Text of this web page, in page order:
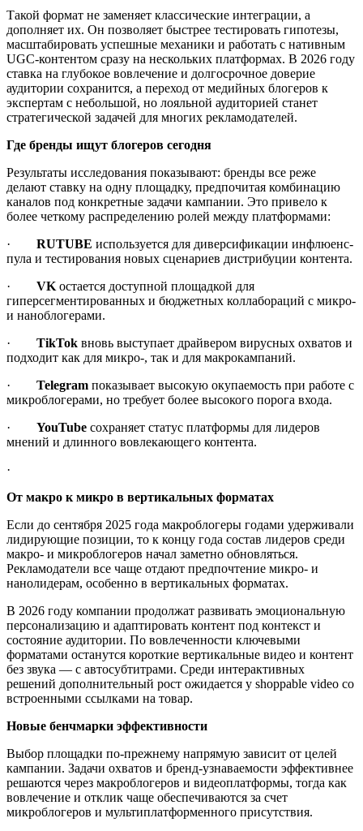
Такой формат не заменяет классические интеграции, а
дополняет их. Он позволяет быстрее тестировать гипотезы,
масштабировать успешные механики и работать с нативным
UGC-контентом сразу на нескольких платформах. В 2026 году
ставка на глубокое вовлечение и долгосрочное доверие
аудитории сохранится, а переход от медийных блогеров к
экспертам с небольшой, но лояльной аудиторией станет
стратегической задачей для многих рекламодателей.
Где бренды ищут блогеров сегодня
Результаты исследования показывают: бренды все реже
делают ставку на одну площадку, предпочитая комбинацию
каналов под конкретные задачи кампании. Это привело к
более четкому распределению ролей между платформами:
· RUTUBE используется для диверсификации инфлюенс-
пула и тестирования новых сценариев дистрибуции контента.
· VK остается доступной площадкой для
гиперсегментированных и бюджетных коллабораций с микро-
и наноблогерами.
· TikTok вновь выступает драйвером вирусных охватов и
подходит как для микро-, так и для макрокампаний.
· Telegram показывает высокую окупаемость при работе с
микроблогерами, но требует более высокого порога входа.
· YouTube сохраняет статус платформы для лидеров
мнений и длинного вовлекающего контента.
·
От макро к микро в вертикальных форматах
Если до сентября 2025 года макроблогеры годами удерживали
лидирующие позиции, то к концу года состав лидеров среди
макро- и микроблогеров начал заметно обновляться.
Рекламодатели все чаще отдают предпочтение микро- и
нанолидерам, особенно в вертикальных форматах.
В 2026 году компании продолжат развивать эмоциональную
персонализацию и адаптировать контент под контекст и
состояние аудитории. По вовлеченности ключевыми
форматами останутся короткие вертикальные видео и контент
без звука — с автосубтитрами. Среди интерактивных
решений дополнительный рост ожидается у shoppable video со
встроенными ссылками на товар.
Новые бенчмарки эффективности
Выбор площадки по-прежнему напрямую зависит от целей
кампании. Задачи охватов и бренд-узнаваемости эффективнее
решаются через макроблогеров и видеоплатформы, тогда как
вовлечение и отклик чаще обеспечиваются за счет
микроблогеров и мультиплатформенного присутствия.